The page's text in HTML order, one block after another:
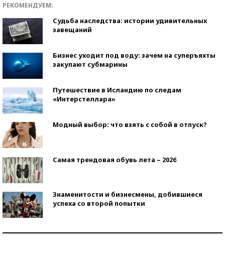
РЕКОМЕНДУЕМ:
Судьба наследства: истории удивительных
завещаний
Бизнес уходит под воду: зачем на суперъяхты
закупают субмарины
Путешествие в Исландию по следам
«Интерстеллара»
Модный выбор: что взять с собой в отпуск?
Самая трендовая обувь лета – 2026
Знаменитости и бизнесмены, добившиеся
успеха со второй попытки